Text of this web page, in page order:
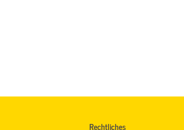
Rechtliches